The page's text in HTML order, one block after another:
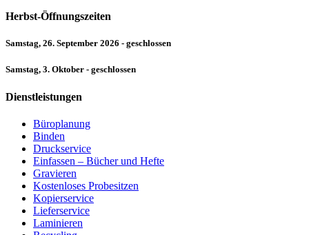
Herbst-Öffnungszeiten
Samstag, 26. September 2026 - geschlossen
Samstag, 3. Oktober - geschlossen
Dienstleistungen
Büroplanung
Binden
Druckservice
Einfassen – Bücher und Hefte
Gravieren
Kostenloses Probesitzen
Kopierservice
Lieferservice
Laminieren